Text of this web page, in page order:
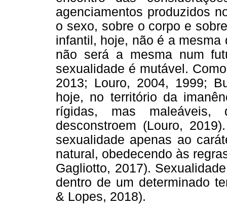
agenciamentos produzidos
o sexo, sobre o corpo e
infantil, hoje, não é a
não será a mesma num
sexualidade é mutável.
2013; Louro, 2004, 1999;
hoje, no território da
rígidas, mas
desconstroem (Louro,
sexualidade apenas ao
natural, obedecendo às
Gagliotto, 2017).
dentro de um determinado
& Lopes, 2018).